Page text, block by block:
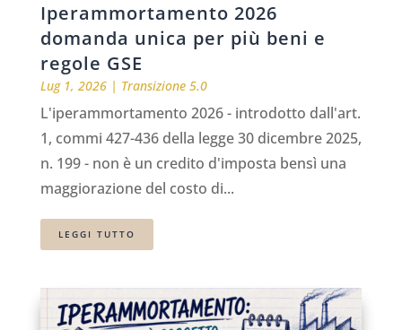
Iperammortamento 2026
domanda unica per più beni e
regole GSE
Lug 1, 2026| Transizione 5.0
L'iperammortamento 2026 - introdotto dall'art.
1, commi 427-436 della legge 30 dicembre 2025,
n. 199 - non è un credito d'imposta bensì una
maggiorazione del costo di...
LEGGI TUTTO